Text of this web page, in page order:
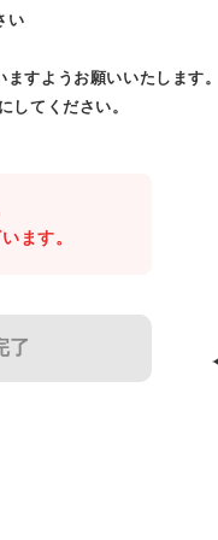
い
すようお願いいたします。
してください。
ます。
了